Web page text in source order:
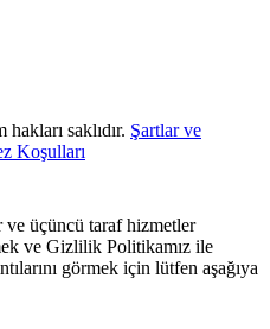
saklıdır. Şartlar ve
Koşulları
ve üçüncü taraf hizmetler
ve Gizlilik Politikamız ile
görmek için lütfen aşağıya